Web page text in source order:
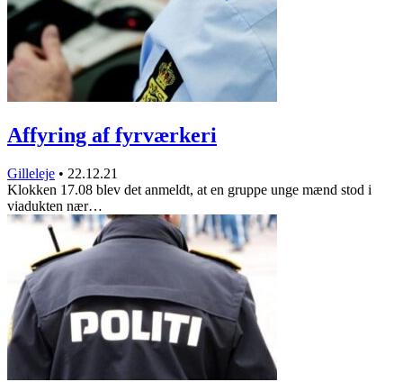
Affyring af fyrværkeri
Gilleleje • 22.12.21
Klokken 17.08 blev det anmeldt, at en gruppe unge mænd stod i
viadukten nær…